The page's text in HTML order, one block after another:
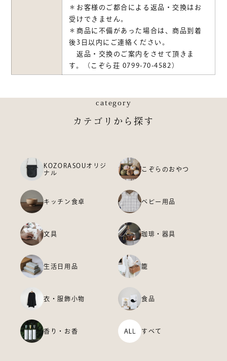
＊お客様のご都合による返品・交換はお
受けできません。
＊商品に不備があった場合は、商品到着
後3日以内にご連絡ください。
返品・交換のご案内をさせて頂きま
す。（こぞら荘 0799-70-4582）
category
カテゴリから探す
KOZORASOUオリジ
ナル
こぞらのおやつ
キッチン食卓 ベビー用品
文具 珈琲・器具
生活日用品 籠
衣・服飾小物 食品
香り・お香 すべて